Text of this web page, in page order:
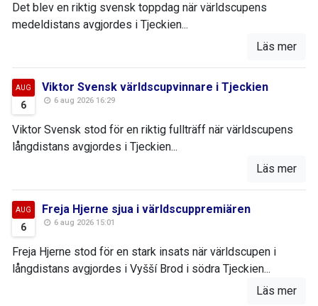
Det blev en riktig svensk toppdag när världscupens
medeldistans avgjordes i Tjeckien...
Läs mer
AUG
6
Viktor Svensk världscupvinnare i Tjeckien
6 aug 2026 16:29
Viktor Svensk stod för en riktig fullträff när världscupens
långdistans avgjordes i Tjeckien...
Läs mer
AUG
6
Freja Hjerne sjua i världscuppremiären
6 aug 2026 15:01
Freja Hjerne stod för en stark insats när världscupen i
långdistans avgjordes i Vyšší Brod i södra Tjeckien...
Läs mer